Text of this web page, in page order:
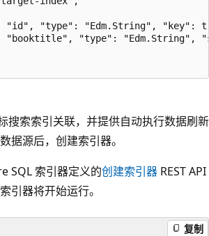
"id", "type": "Edm.String", "key":
"booktitle", "type": "Edm.String",
搜索索引关联，并提供自动执行数据刷新
据源后，创建索引器。
SQL 索引器定义的创建索引器 REST API
引器将开始运行。
复制